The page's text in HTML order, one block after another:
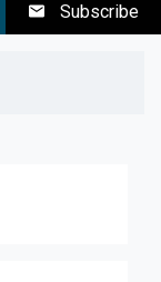
Subscribe